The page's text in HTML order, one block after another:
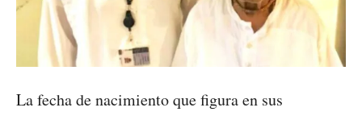
La fecha de nacimiento que figura en sus